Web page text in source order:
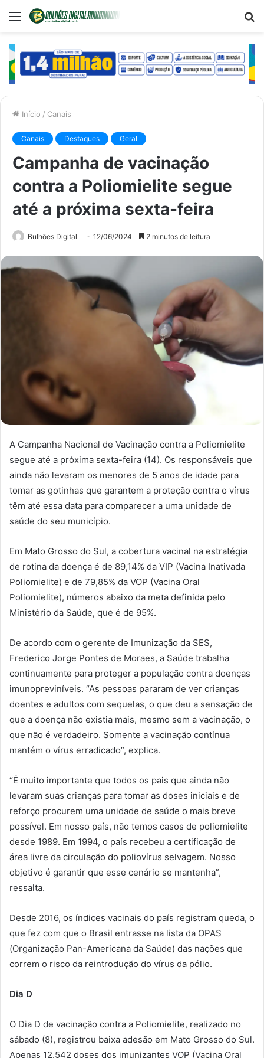
Menu
Início / Canais
Canais Destaques Geral
Campanha de vacinação
contra a Poliomielite segue
até a próxima sexta-feira
Bulhões Digital 12/06/2024 2 minutos de leitura
A Campanha Nacional de Vacinação contra a Poliomielite
segue até a próxima sexta-feira (14). Os responsáveis que
ainda não levaram os menores de 5 anos de idade para
tomar as gotinhas que garantem a proteção contra o vírus
têm até essa data para comparecer a uma unidade de
saúde do seu município.
Em Mato Grosso do Sul, a cobertura vacinal na estratégia
de rotina da doença é de 89,14% da VIP (Vacina Inativada
Poliomielite) e de 79,85% da VOP (Vacina Oral
Poliomielite), números abaixo da meta definida pelo
Ministério da Saúde, que é de 95%.
De acordo com o gerente de Imunização da SES,
Frederico Jorge Pontes de Moraes, a Saúde trabalha
continuamente para proteger a população contra doenças
imunopreviníveis. “As pessoas pararam de ver crianças
doentes e adultos com sequelas, o que deu a sensação de
que a doença não existia mais, mesmo sem a vacinação, o
que não é verdadeiro. Somente a vacinação contínua
mantém o vírus erradicado”, explica.
“É muito importante que todos os pais que ainda não
levaram suas crianças para tomar as doses iniciais e de
reforço procurem uma unidade de saúde o mais breve
possível. Em nosso país, não temos casos de poliomielite
desde 1989. Em 1994, o país recebeu a certificação de
área livre da circulação do poliovírus selvagem. Nosso
objetivo é garantir que esse cenário se mantenha”,
ressalta.
Desde 2016, os índices vacinais do país registram queda, o
que fez com que o Brasil entrasse na lista da OPAS
(Organização Pan-Americana da Saúde) das nações que
correm o risco da reintrodução do vírus da pólio.
Dia D
O Dia D de vacinação contra a Poliomielite, realizado no
sábado (8), registrou baixa adesão em Mato Grosso do Sul.
Apenas 12.542 doses dos imunizantes VOP (Vacina Oral